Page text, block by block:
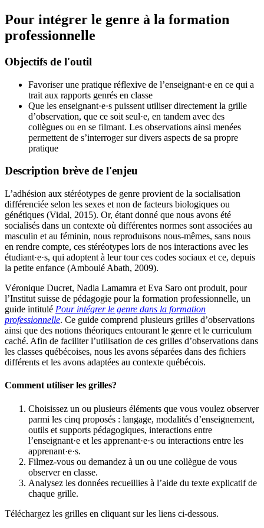
Pour intégrer le genre à la formation
professionnelle
Objectifs de l'outil
Favoriser une pratique réflexive de l’enseignant·e en ce qui a
trait aux rapports genrés en classe
Que les enseignant·e·s puissent utiliser directement la grille
d’observation, que ce soit seul·e, en tandem avec des
collègues ou en se filmant. Les observations ainsi menées
permettent de s’interroger sur divers aspects de sa propre
pratique
Description brève de l'enjeu
L’adhésion aux stéréotypes de genre provient de la socialisation
différenciée selon les sexes et non de facteurs biologiques ou
génétiques (Vidal, 2015). Or, étant donné que nous avons été
socialisés dans un contexte où différentes normes sont associées au
masculin et au féminin, nous reproduisons nous-mêmes, sans nous
en rendre compte, ces stéréotypes lors de nos interactions avec les
étudiant·e·s, qui adoptent à leur tour ces codes sociaux et ce, depuis
la petite enfance (Amboulé Abath, 2009).
Véronique Ducret, Nadia Lamamra et Eva Saro ont produit, pour
l’Institut suisse de pédagogie pour la formation professionnelle, un
guide intitulé Pour intégrer le genre dans la formation
professionnelle. Ce guide comprend plusieurs grilles d’observations
ainsi que des notions théoriques entourant le genre et le curriculum
caché. Afin de faciliter l’utilisation de ces grilles d’observations dans
les classes québécoises, nous les avons séparées dans des fichiers
différents et les avons adaptées au contexte québécois.
Comment utiliser les grilles?
Choisissez un ou plusieurs éléments que vous voulez observer
parmi les cinq proposés : langage, modalités d’enseignement,
outils et supports pédagogiques, interactions entre
l’enseignant·e et les apprenant·e·s ou interactions entre les
apprenant·e·s.
Filmez-vous ou demandez à un ou une collègue de vous
observer en classe.
Analysez les données recueillies à l’aide du texte explicatif de
chaque grille.
Téléchargez les grilles en cliquant sur les liens ci-dessous.